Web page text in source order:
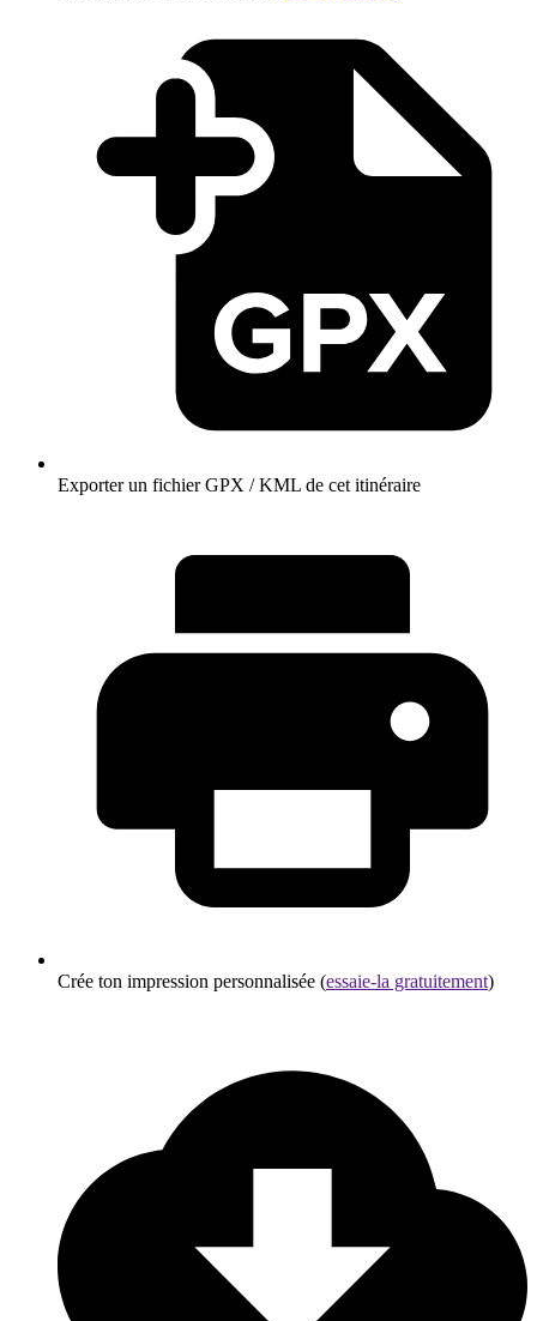
Exporter un fichier GPX / KML de cet itinéraire
Crée ton impression personnalisée (essaie-la gratuitement)